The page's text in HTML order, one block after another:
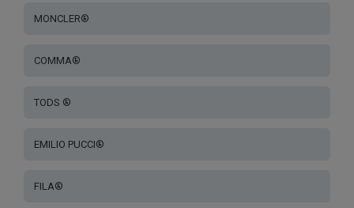
MONCLER®
COMMA®
TODS ®
EMILIO PUCCI®
FILA®